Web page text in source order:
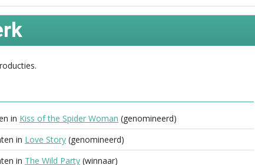
in Kiss of the Spider Woman (genomineerd)
in Love Story (genomineerd)
in The Wild Party (winnaar)